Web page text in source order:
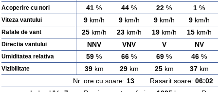
Acoperire cu nori 41 % 44 % 22 % 1 %
Viteza vantului 9km/h 9km/h 9km/h 9km/h
Rafale de vant 25km/h 23km/h 19km/h 15km/h
Directia vantului NNV VNV V NV
Umiditatea relativa 59 % 66 % 69 % 46 %
Vizibilitate 39km 29km 25km 37km
Nr. ore cu soare: 13Rasarit soare: 06:02